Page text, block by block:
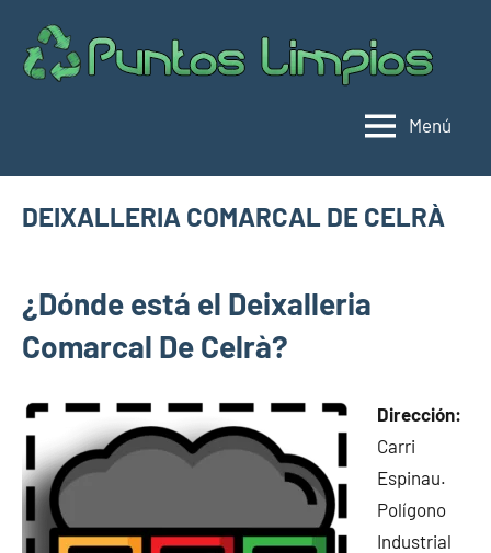
contenido
Menú
DEIXALLERIA COMARCAL DE CELRÀ
limpios en
municipios
de Girona
16,
2024
¿Dónde está el Deixalleria
Comarcal De Celrà?
Dirección:
Carri
Espinau.
Polígono
Industrial